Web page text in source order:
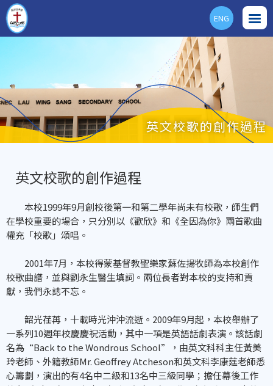
ENG
英文校歌的創作過程
英文校歌的創作過程
本校1999年9月創校後第一和第二學年尚未有校歌，師生們
在學校重要的場合，只分別以《歡欣》和《全因為你》兩首歌曲
權充「校歌」頌唱。
2001年7月，本校得蒙基督教聖樂家蘇佐揚牧師為本校創作
校歌曲譜，並與劉永生醫生填詞。兩位長者對本校的支持和貢
獻，我們永誌不忘。
韶光荏苒，十載時光沖沖流逝。2009年9月起，本校舉辦了
一系列10週年校慶慶祝活動，其中一項是英語話劇表演。該話劇
名為“Back to the Wondrous School”，由英文科科主任黃美
玲老師、外籍教師Mr. Geoffrey Atcheson和英文科李康莛老師悉
心籌劃，演出的有4名中二級和13名中三級同學；擔任幕後工作